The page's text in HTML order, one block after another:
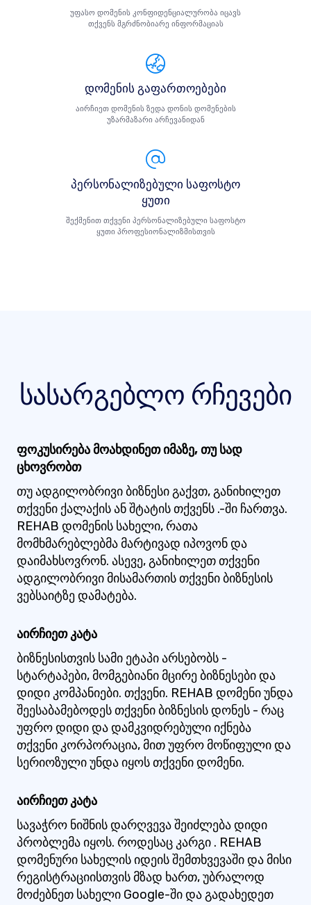
უფასო დომენის კონფიდენციალურობა იცავს
თქვენს მგრძნობიარე ინფორმაციას
დომენის გაფართოებები
აირჩიეთ დომენის ზედა დონის დომენების
უზარმაზარი არჩევანიდან
პერსონალიზებული საფოსტო
ყუთი
შექმენით თქვენი პერსონალიზებული საფოსტო
ყუთი პროფესიონალიზმისთვის
სასარგებლო რჩევები
ფოკუსირება მოახდინეთ იმაზე, თუ სად
ცხოვრობთ
თუ ადგილობრივი ბიზნესი გაქვთ, განიხილეთ
თქვენი ქალაქის ან შტატის თქვენს .-ში ჩართვა.
REHAB დომენის სახელი, რათა
მომხმარებლებმა მარტივად იპოვონ და
დაიმახსოვრონ. ასევე, განიხილეთ თქვენი
ადგილობრივი მისამართის თქვენი ბიზნესის
ვებსაიტზე დამატება.
აირჩიეთ კატა
ბიზნესისთვის სამი ეტაპი არსებობს -
სტარტაპები, მომგებიანი მცირე ბიზნესები და
დიდი კომპანიები. თქვენი. REHAB დომენი უნდა
შეესაბამებოდეს თქვენი ბიზნესის დონეს - რაც
უფრო დიდი და დამკვიდრებული იქნება
თქვენი კორპორაცია, მით უფრო მოწიფული და
სერიოზული უნდა იყოს თქვენი დომენი.
აირჩიეთ კატა
სავაჭრო ნიშნის დარღვევა შეიძლება დიდი
პრობლემა იყოს. როდესაც კარგი . REHAB
დომენური სახელის იდეის შემთხვევაში და მისი
რეგისტრაციისთვის მზად ხართ, უბრალოდ
მოძებნეთ სახელი Google-ში და გადახედეთ